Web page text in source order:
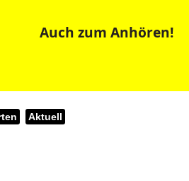
Auch zum Anhören!
Aktuell